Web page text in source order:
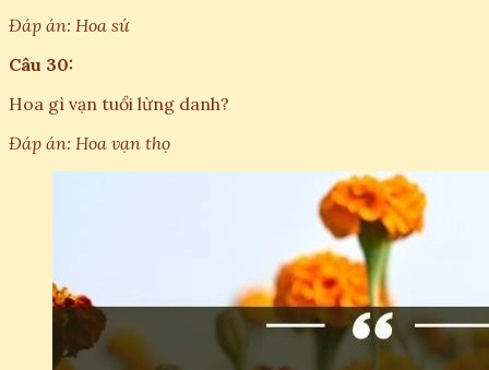
Đáp án: Hoa sứ
Câu 30:
Hoa gì vạn tuổi lừng danh?
Đáp án: Hoa vạn thọ